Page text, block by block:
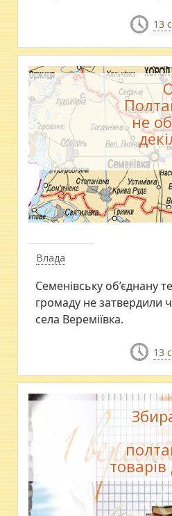
13
Влада
не
Семенівську об’єднану
громаду не затвердили
села Вереміївка.
13